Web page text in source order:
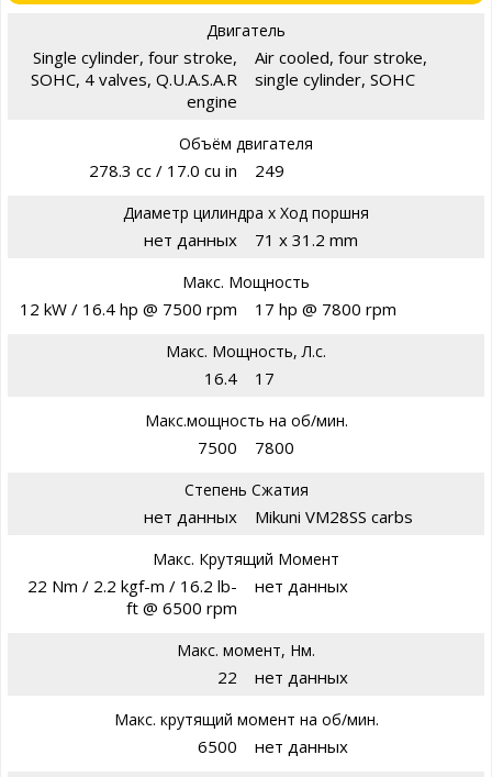
Двигатель
Single cylinder, four stroke,
SOHC, 4 valves, Q.U.A.S.A.R
engine
Air cooled, four stroke,
single cylinder, SOHC
Объём двигателя
278.3 cc / 17.0 cu in 249
Диаметр цилиндра х Ход поршня
нет данных 71 x 31.2 mm
Макс. Мощность
12 kW / 16.4 hp @ 7500 rpm 17 hp @ 7800 rpm
Макс. Мощность, Л.с.
16.4 17
Макс.мощность на об/мин.
7500 7800
Степень Сжатия
нет данных Mikuni VM28SS carbs
Макс. Крутящий Момент
22 Nm / 2.2 kgf-m / 16.2 lb-
ft @ 6500 rpm
нет данных
Макс. момент, Нм.
22 нет данных
Макс. крутящий момент на об/мин.
6500 нет данных